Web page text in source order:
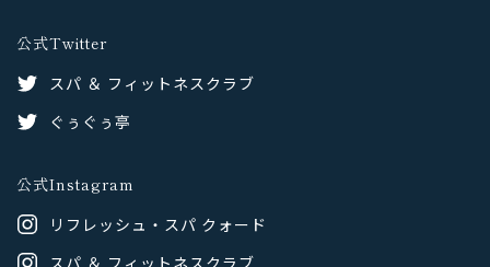
公式Twitter
スパ ＆ フィットネスクラブ
ぐぅぐぅ亭
公式Instagram
リフレッシュ・スパ クォード
スパ ＆ フィットネスクラブ